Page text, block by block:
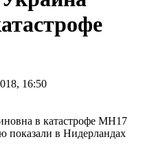
16:50
показали в Нидерландах